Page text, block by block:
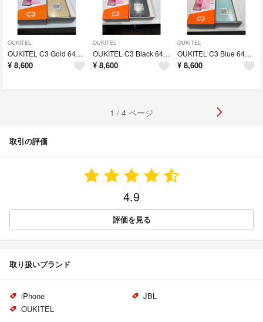
OUKITEL
OUKITEL C3 Gold 64GB グローバル版 SIMフリー 新品未使用
¥ 8,600
OUKITEL
OUKITEL C3 Black 64GBグローバル版 SIMフリー 新品未使用
¥ 8,600
OUKITEL
OUKITEL C3 Blue 64GB グローバル版 SIMフリー
¥ 8,600
1 / 4 ページ
取引の評価
4.9
評価を見る
取り扱いブランド
iPhone
JBL
OUKITEL